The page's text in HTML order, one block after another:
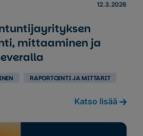
12.3.2026
mittaaminen ja
RAPORTOINTI JA MITTARIT
Katso lisää